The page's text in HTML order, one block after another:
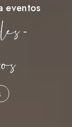
eventos
-